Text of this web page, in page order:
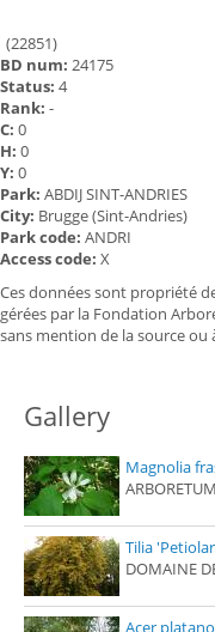
(22851)
BD num: 24175
Status: 4
Rank: -
C: 0
H: 0
Y: 0
Park: ABDIJ SINT-ANDRIES
City: Brugge (Sint-Andries)
Park code: ANDRI
Access code: X
Ces données sont propriété
gérées par la Fondation
sans mention de la source ou
Gallery
Magnolia
Tilia
DOMAINE
Acer